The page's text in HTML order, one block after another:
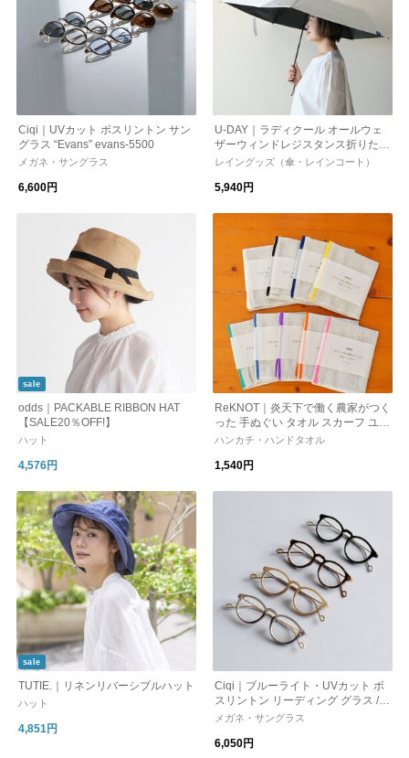
Ciqi｜UVカット ボスリントン サン
グラス “Evans” evans-5500
メガネ・サングラス
6,600円
U-DAY｜ラディクール オールウェ
ザーウィンドレジスタンス折りたた
み傘 晴雨兼用/日傘/紫外線対策 ト
レイングッズ（傘・レインコート）
5,940円
sale
odds｜PACKABLE RIBBON HAT
【SALE20％OFF!】
ハット
4,576円
ReKNOT｜炎天下で働く農家がつく
った 手ぬぐい タオル スカーフ ユニ
セックス 吸水 速乾 軽量 消臭 通気
ハンカチ・ハンドタオル
1,540円
sale
TUTIE.｜リネンリバーシブルハット
ハット
4,851円
Ciqi｜ブルーライト・UVカット ボ
スリントン リーディング グラス /
眼鏡 “Evans” evans-fn 母の日
メガネ・サングラス
6,050円